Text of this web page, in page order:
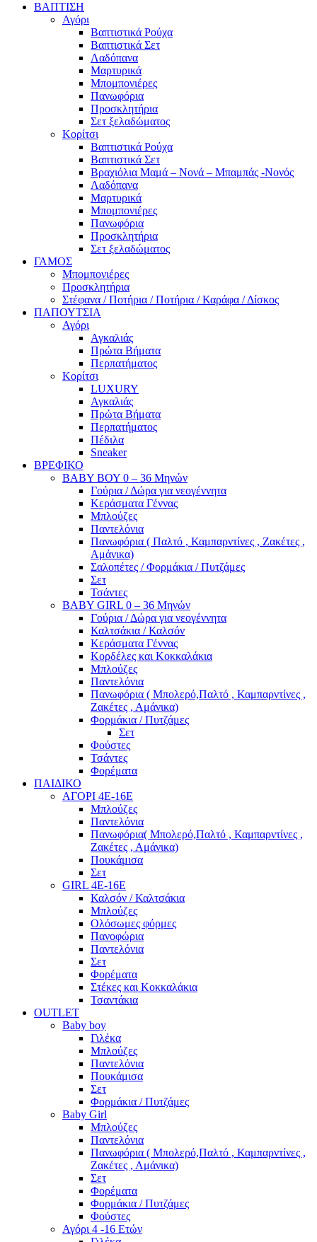
ΒΑΠΤΙΣΗ
Αγόρι
Βαπτιστικά Ρούχα
Βαπτιστικά Σετ
Λαδόπανα
Μαρτυρικά
Μπομπονιέρες
Πανωφόρια
Προσκλητήρια
Σετ ξελαδώματος
Κορίτσι
Βαπτιστικά Ρούχα
Βαπτιστικά Σετ
Βραχιόλια Μαμά – Νονά – Μπαμπάς -Νονός
Λαδόπανα
Μαρτυρικά
Μπομπονιέρες
Πανωφόρια
Προσκλητήρια
Σετ ξελαδώματος
ΓΑΜΟΣ
Μπομπονιέρες
Προσκλητήρια
Στέφανα / Ποτήρια / Ποτήρια / Καράφα / Δίσκος
ΠΑΠΟΥΤΣΙΑ
Αγόρι
Αγκαλιάς
Πρώτα Βήματα
Περπατήματος
Κορίτσι
LUXURY
Αγκαλιάς
Πρώτα Βήματα
Περπατήματος
Πέδιλα
Sneaker
ΒΡΕΦΙΚΟ
ΒΑΒΥ ΒΟΥ 0 – 36 Μηνών
Γούρια / Δώρα για νεογέννητα
Κεράσματα Γέννας
Μπλούζες
Παντελόνια
Πανωφόρια ( Παλτό , Καμπαρντίνες , Ζακέτες ,
Αμάνικα)
Σαλοπέτες / Φορμάκια / Πυτζάμες
Σετ
Τσάντες
BABY GIRL 0 – 36 Μηνών
Γούρια / Δώρα για νεογέννητα
Καλτσάκια / Καλσόν
Κεράσματα Γέννας
Κορδέλες και Κοκκαλάκια
Μπλούζες
Παντελόνια
Πανωφόρια ( Μπολερό,Παλτό , Καμπαρντίνες ,
Ζακέτες , Αμάνικα)
Φορμάκια / Πυτζάμες
Σετ
Φούστες
Τσάντες
Φορέματα
ΠΑΙΔΙΚΟ
ΑΓΟΡΙ 4Ε-16Ε
Μπλούζες
Παντελόνια
Πανωφόρια( Μπολερό,Παλτό , Καμπαρντίνες ,
Ζακέτες , Αμάνικα)
Πουκάμισα
Σετ
GIRL 4Ε-16Ε
Καλσόν / Καλτσάκια
Μπλούζες
Ολόσωμες φόρμες
Πανοφώρια
Παντελόνια
Σετ
Φορέματα
Στέκες και Κοκκαλάκια
Τσαντάκια
OUTLET
Baby boy
Γιλέκα
Μπλούζες
Παντελόνια
Πουκάμισα
Σετ
Φορμάκια / Πυτζάμες
Baby Girl
Μπλούζες
Παντελόνια
Πανωφόρια ( Μπολερό,Παλτό , Καμπαρντίνες ,
Ζακέτες , Αμάνικα)
Σετ
Φορέματα
Φορμάκια / Πυτζάμες
Φούστες
Αγόρι 4 -16 Ετών